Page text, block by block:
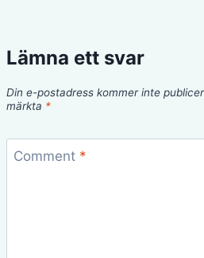
Lämna ett svar
Din e-postadress kommer inte
märkta *
Comment *